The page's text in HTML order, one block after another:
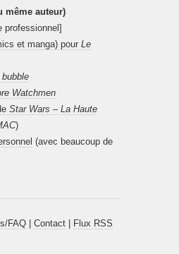
même auteur)
professionnel]
et manga) pour Le
bubble
Watchmen
Star Wars – La Haute
)
(avec beaucoup de
FAQ| Contact| Flux RSS